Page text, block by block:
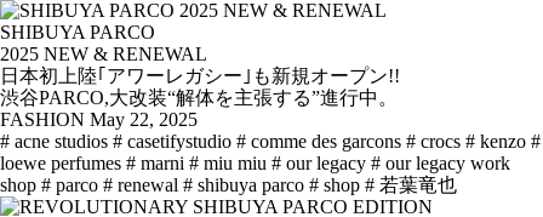
SHIBUYA PARCO
2025 NEW & RENEWAL
日本初上陸｢アワーレガシー｣も新規オープン!!
渋谷PARCO,大改装“解体を主張する”進行中。
FASHION May 22, 2025
# acne studios # casetifystudio # comme des garcons # crocs # kenzo #
loewe perfumes # marni # miu miu # our legacy # our legacy work
shop # parco # renewal # shibuya parco # shop # 若葉竜也